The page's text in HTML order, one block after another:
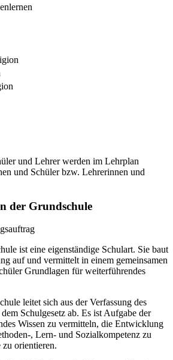
und Lehrer werden im Lehrplan
und Schüler bzw. Lehrerinnen und
der Grundschule
ist eine eigenständige Schulart. Sie baut
auf und vermittelt in einem gemeinsamen
Grundlagen für weiterführendes
leitet sich aus der Verfassung des
Schulgesetz ab. Es ist Aufgabe der
Wissen zu vermitteln, die Entwicklung
, Lern- und Sozialkompetenz zu
orientieren.